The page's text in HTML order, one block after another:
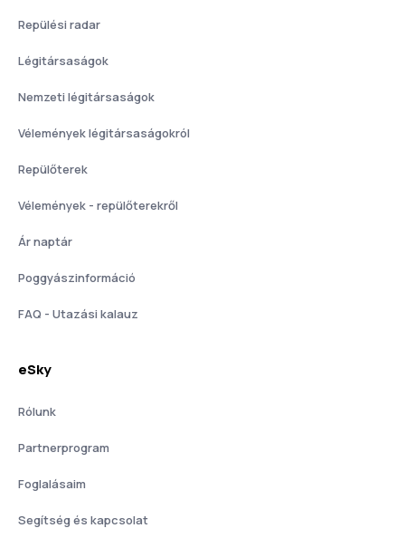
Repülési radar
Légitársaságok
Nemzeti légitársaságok
Vélemények légitársaságokról
Repülőterek
Vélemények - repülőterekről
Ár naptár
Poggyászinformáció
FAQ - Utazási kalauz
eSky
Rólunk
Partnerprogram
Foglalásaim
Segítség és kapcsolat